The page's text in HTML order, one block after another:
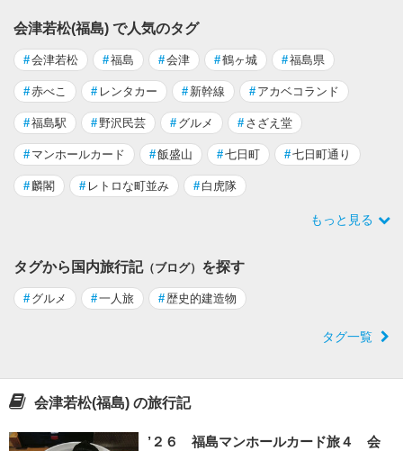
会津若松(福島) で人気のタグ
#会津若松 #福島 #会津 #鶴ヶ城 #福島県
#赤べこ # レンタカー # 新幹線 # アカベコランド
#福島駅 # 野沢民芸 # グルメ # さざえ堂
# マンホールカード #飯盛山 #七日町 #七日町通り
# 麟閣 # レトロな町並み # 白虎隊
もっと見る
タグから国内旅行記（ブログ） を探す
# グルメ #一人旅 # 歴史的建造物
タグ一覧
会津若松(福島) の旅行記
’２６ 福島マンホールカード旅４ 会